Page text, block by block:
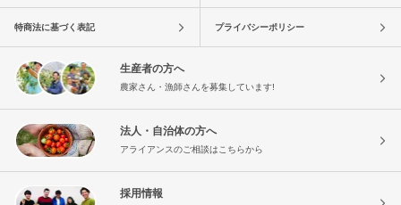
特商法に基づく表記 プライバシーポリシー
生産者の方へ
農家さん・漁師さんを募集しています!
法人・自治体の方へ
アライアンスのご相談はこちらから
採用情報